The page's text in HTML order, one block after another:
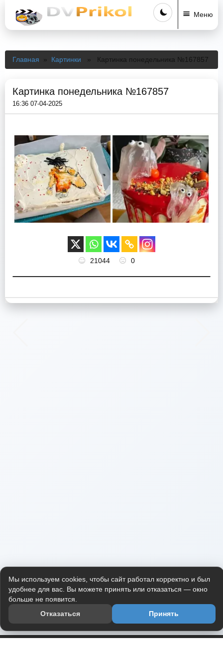
Меню
Главная » Картинки » Картинка понедельника №167857
Картинка понедельника №167857
16:36 07-04-2025
21044 0
Мы используем cookies, чтобы сайт работал корректно и был
удобнее для вас. Вы можете принять или отказаться — окно
больше не появится.
Отказаться
Принять